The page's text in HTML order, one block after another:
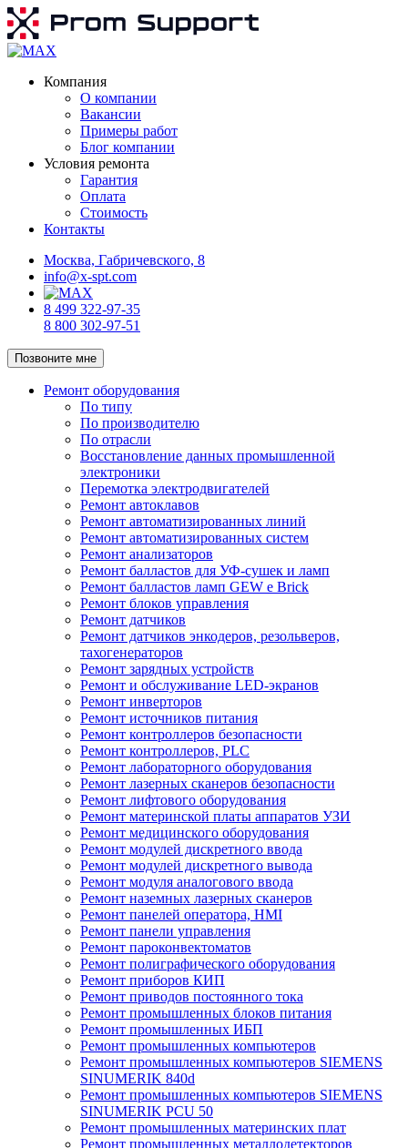
Компания
О компании
Вакансии
Примеры работ
Блог компании
Условия ремонта
Гарантия
Оплата
Стоимость
Контакты
Москва, Габричевского, 8
info@x-spt.com
8 499 322-97-35
8 800 302-97-51
Позвоните мне
Ремонт оборудования
По типу
По производителю
По отрасли
Восстановление данных промышленной
электроники
Перемотка электродвигателей
Ремонт автоклавов
Ремонт автоматизированных линий
Ремонт автоматизированных систем
Ремонт анализаторов
Ремонт балластов для УФ-сушек и ламп
Ремонт балластов ламп GEW e Brick
Ремонт блоков управления
Ремонт датчиков
Ремонт датчиков энкодеров, резольверов,
тахогенераторов
Ремонт зарядных устройств
Ремонт и обслуживание LED-экранов
Ремонт инверторов
Ремонт источников питания
Ремонт контроллеров безопасности
Ремонт контроллеров, PLC
Ремонт лабораторного оборудования
Ремонт лазерных сканеров безопасности
Ремонт лифтового оборудования
Ремонт материнской платы аппаратов УЗИ
Ремонт медицинского оборудования
Ремонт модулей дискретного ввода
Ремонт модулей дискретного вывода
Ремонт модуля аналогового ввода
Ремонт наземных лазерных сканеров
Ремонт панелей оператора, HMI
Ремонт панели управления
Ремонт пароконвектоматов
Ремонт полиграфического оборудования
Ремонт приборов КИП
Ремонт приводов постоянного тока
Ремонт промышленных блоков питания
Ремонт промышленных ИБП
Ремонт промышленных компьютеров
Ремонт промышленных компьютеров SIEMENS
SINUMERIK 840d
Ремонт промышленных компьютеров SIEMENS
SINUMERIK PCU 50
Ремонт промышленных материнских плат
Ремонт промышленных металлодетекторов